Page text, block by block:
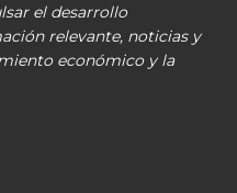
el desarrollo
relevante, noticias y
económico y la